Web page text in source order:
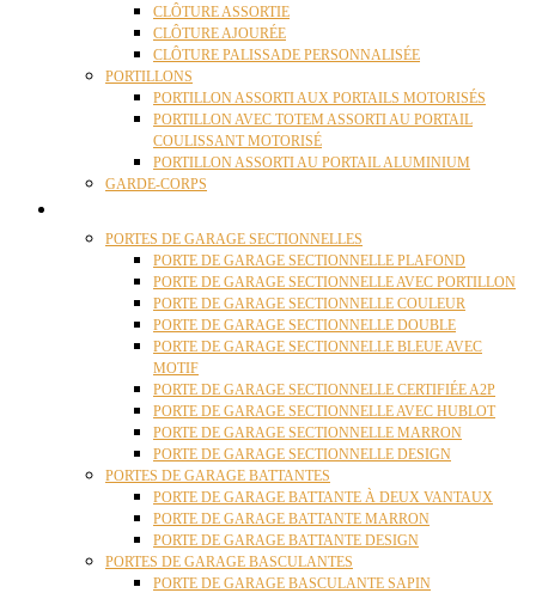
CLÔTURE ASSORTIE
CLÔTURE AJOURÉE
CLÔTURE PALISSADE PERSONNALISÉE
PORTILLONS
PORTILLON ASSORTI AUX PORTAILS MOTORISÉS
PORTILLON AVEC TOTEM ASSORTI AU PORTAIL
COULISSANT MOTORISÉ
PORTILLON ASSORTI AU PORTAIL ALUMINIUM
GARDE-CORPS
PORTES DE GARAGE SECTIONNELLES
PORTE DE GARAGE SECTIONNELLE PLAFOND
PORTE DE GARAGE SECTIONNELLE AVEC PORTILLON
PORTE DE GARAGE SECTIONNELLE COULEUR
PORTE DE GARAGE SECTIONNELLE DOUBLE
PORTE DE GARAGE SECTIONNELLE BLEUE AVEC
MOTIF
PORTE DE GARAGE SECTIONNELLE CERTIFIÉE A2P
PORTE DE GARAGE SECTIONNELLE AVEC HUBLOT
PORTE DE GARAGE SECTIONNELLE MARRON
PORTE DE GARAGE SECTIONNELLE DESIGN
PORTES DE GARAGE BATTANTES
PORTE DE GARAGE BATTANTE À DEUX VANTAUX
PORTE DE GARAGE BATTANTE MARRON
PORTE DE GARAGE BATTANTE DESIGN
PORTES DE GARAGE BASCULANTES
PORTE DE GARAGE BASCULANTE SAPIN